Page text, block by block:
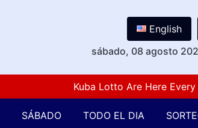
English
sábado, 08 agosto
Kuba Lotto Are Here Every
SÁBADO TODO EL DIA